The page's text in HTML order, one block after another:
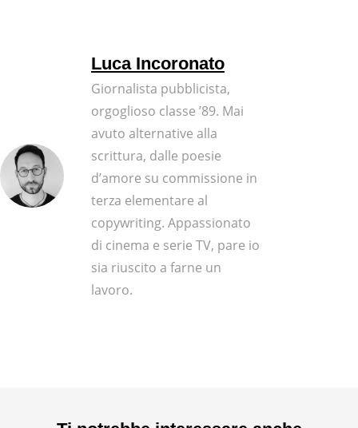
Luca Incoronato
Giornalista pubblicista,
orgoglioso classe ’89. Mai
avuto alternative alla
scrittura, dalle poesie
d’amore su commissione in
terza elementare al
copywriting. Appassionato
di cinema e serie TV, pare io
sia riuscito a farne un
lavoro.